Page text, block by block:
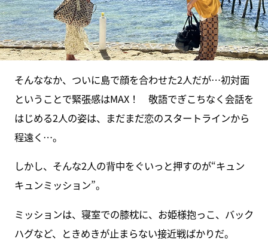
そんななか、ついに島で顔を合わせた2人だが…初対面
ということで緊張感はMAX！ 敬語でぎこちなく会話を
はじめる2人の姿は、まだまだ恋のスタートラインから
程遠く…。
しかし、そんな2人の背中をぐいっと押すのが“キュン
キュンミッション”。
ミッションは、寝室での膝枕に、お姫様抱っこ、バック
ハグなど、ときめきが止まらない接近戦ばかりだ。